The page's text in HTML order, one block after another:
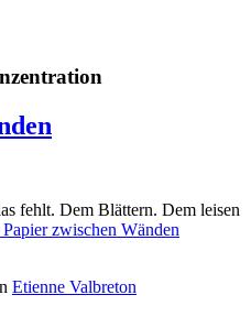
fehlt. Dem Blättern. Dem leisen
Papier zwischen Wänden
Etienne Valbreton